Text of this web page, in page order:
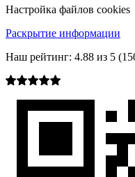
Настройка файлов cookies
Раскрытие информации
Наш рейтинг: 4.88 из 5 (